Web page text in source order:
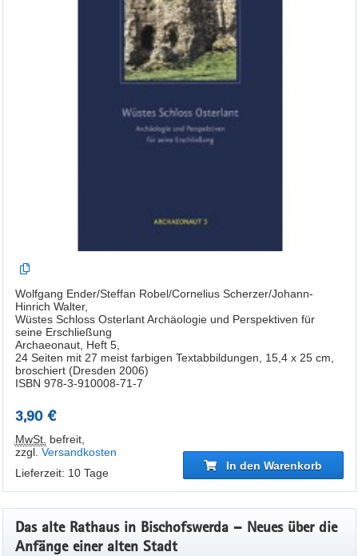
Wolfgang Ender/Steffan Robel/Cornelius Scherzer/Johann-
Hinrich Walter,
Wüstes Schloss Osterlant Archäologie und Perspektiven für
seine Erschließung
Archaeonaut, Heft 5,
24 Seiten mit 27 meist farbigen Textabbildungen, 15,4 x 25 cm,
broschiert (Dresden 2006)
ISBN 978-3-910008-71-7
3,90 €
MwSt. befreit,
zzgl. Versandkosten
Lieferzeit: 10 Tage
In den Warenkorb
Das alte Rathaus in Bischofswerda – Neues über die
Anfänge einer alten Stadt